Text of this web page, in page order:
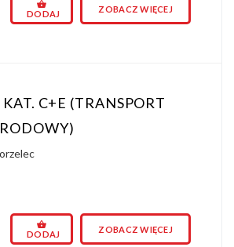
DODAJ ZOBACZ WIĘCEJ
C+E (TRANSPORT
DODAJ ZOBACZ WIĘCEJ